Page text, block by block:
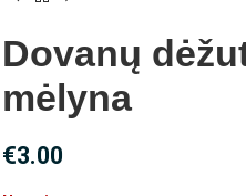
Dovanų
mėlyna
€3.00